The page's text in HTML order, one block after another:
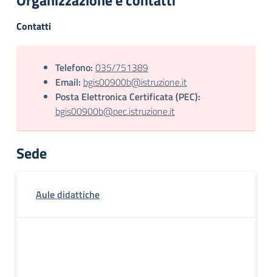
Contatti
Telefono: 035/751389
Email: bgis00900b@istruzione.it
Posta Elettronica Certificata (PEC):
bgis00900b@pec.istruzione.it
Sede
Aule didattiche